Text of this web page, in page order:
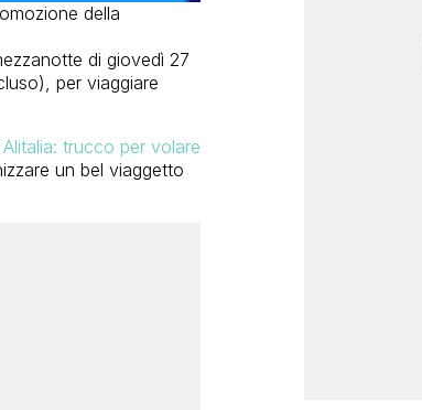
della
di giovedì 27
per viaggiare
Alitalia: trucco per volare
un bel viaggetto